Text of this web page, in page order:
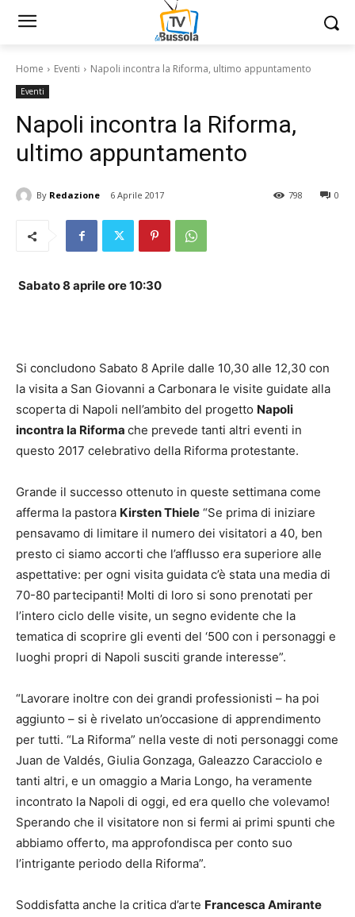
Home Eventi Napoli incontra la Riforma, ultimo appuntamento
Eventi
Napoli incontra la Riforma,
ultimo appuntamento
By Redazione 6 Aprile 2017 0
798
Sabato 8 aprile ore 10:30
Si concludono Sabato 8 Aprile dalle 10,30 alle 12,30 con
la visita a San Giovanni a Carbonara le visite guidate alla
scoperta di Napoli nell’ambito del progetto Napoli
incontra la Riforma che prevede tanti altri eventi in
questo 2017 celebrativo della Riforma protestante.
Grande il successo ottenuto in queste settimana come
afferma la pastora Kirsten Thiele “Se prima di iniziare
pensavamo di limitare il numero dei visitatori a 40, ben
presto ci siamo accorti che l’afflusso era superiore alle
aspettative: per ogni visita guidata c’è stata una media di
70-80 partecipanti! Molti di loro si sono prenotati per
l’intero ciclo delle visite, un segno evidente che la
tematica di scoprire gli eventi del ‘500 con i personaggi e
luoghi propri di Napoli susciti grande interesse”.
“Lavorare inoltre con dei grandi professionisti – ha poi
aggiunto – si è rivelato un’occasione di apprendimento
per tutti. “La Riforma” nella veste di noti personaggi come
Juan de Valdés, Giulia Gonzaga, Galeazzo Caracciolo e
tanti altri, e un omaggio a Maria Longo, ha veramente
incontrato la Napoli di oggi, ed era quello che volevamo!
Sperando che il visitatore non si fermi ai primi spunti che
abbiamo offerto, ma approfondisca per conto suo
l’intrigante periodo della Riforma”.
Soddisfatta anche la critica d’arte Francesca Amirante